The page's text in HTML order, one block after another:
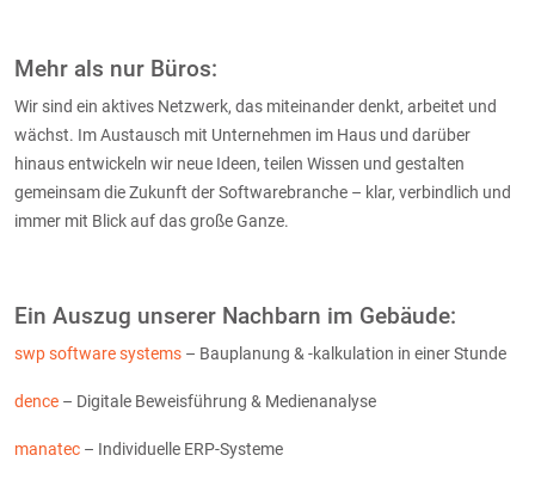
Mehr als nur Büros:
Wir sind ein aktives Netzwerk, das miteinander denkt, arbeitet und
wächst. Im Austausch mit Unternehmen im Haus und darüber
hinaus entwickeln wir neue Ideen, teilen Wissen und gestalten
gemeinsam die Zukunft der Softwarebranche – klar, verbindlich und
immer mit Blick auf das große Ganze.
Ein Auszug unserer Nachbarn im Gebäude:
swp software systems – Bauplanung & -kalkulation in einer Stunde
dence – Digitale Beweisführung & Medienanalyse
manatec – Individuelle ERP-Systeme